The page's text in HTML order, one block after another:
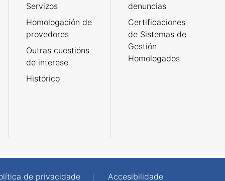
Servizos
Homologación de
provedores
Outras cuestións
de interese
Histórico
denuncias
Certificaciones
de Sistemas de
Gestión
Homologados
de privacidade Accesibilidade